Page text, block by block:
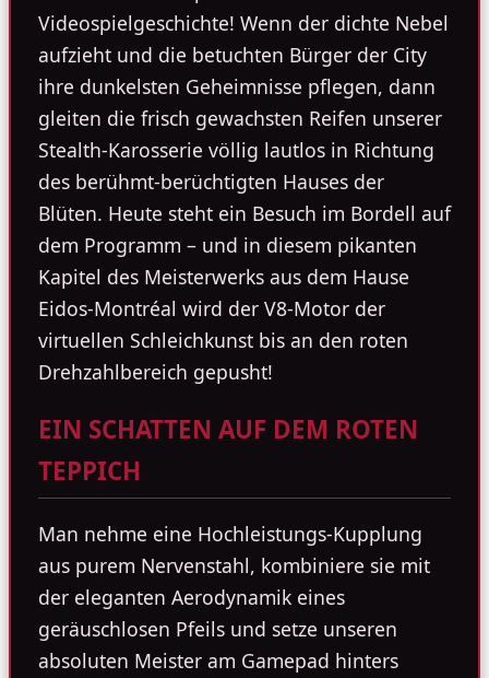
Videospielgeschichte! Wenn der dichte Nebel
aufzieht und die betuchten Bürger der City
ihre dunkelsten Geheimnisse pflegen, dann
gleiten die frisch gewachsten Reifen unserer
Stealth-Karosserie völlig lautlos in Richtung
des berühmt-berüchtigten Hauses der
Blüten. Heute steht ein Besuch im Bordell auf
dem Programm – und in diesem pikanten
Kapitel des Meisterwerks aus dem Hause
Eidos-Montréal wird der V8-Motor der
virtuellen Schleichkunst bis an den roten
Drehzahlbereich gepusht!
EIN SCHATTEN AUF DEM ROTEN
TEPPICH
Man nehme eine Hochleistungs-Kupplung
aus purem Nervenstahl, kombiniere sie mit
der eleganten Aerodynamik eines
geräuschlosen Pfeils und setze unseren
absoluten Meister am Gamepad hinters